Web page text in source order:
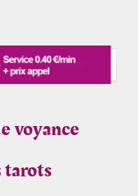
voyance
tarots